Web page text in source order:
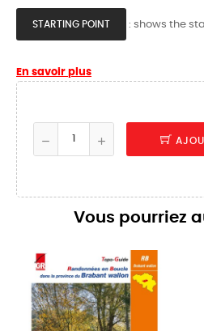
STARTING POINT : shows the
En savoir plus
Vous pourriez